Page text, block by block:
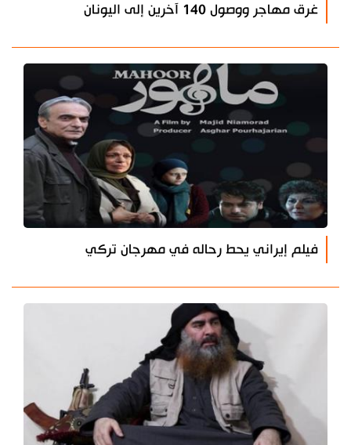
غرق مهاجر ووصول 140 آخرين إلى اليونان
فيلم إيراني يحط رحاله في مهرجان تركي